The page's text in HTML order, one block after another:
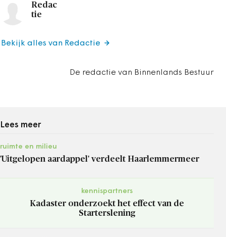
Redac
tie
De redactie van Binnenlands Bestuur
Bekijk alles van Redactie
Lees meer
ruimte en milieu
'Uitgelopen aardappel' verdeelt Haarlemmermeer
kennispartners
Kadaster onderzoekt het effect van de
Starterslening